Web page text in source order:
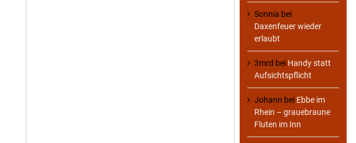
Sonnia bei
Daxenfeuer wieder
erlaubt
3mrd bei Handy statt
Aufsichtspflicht
Johann bei Ebbe im
Rhein – grauebraune
Fluten im Inn